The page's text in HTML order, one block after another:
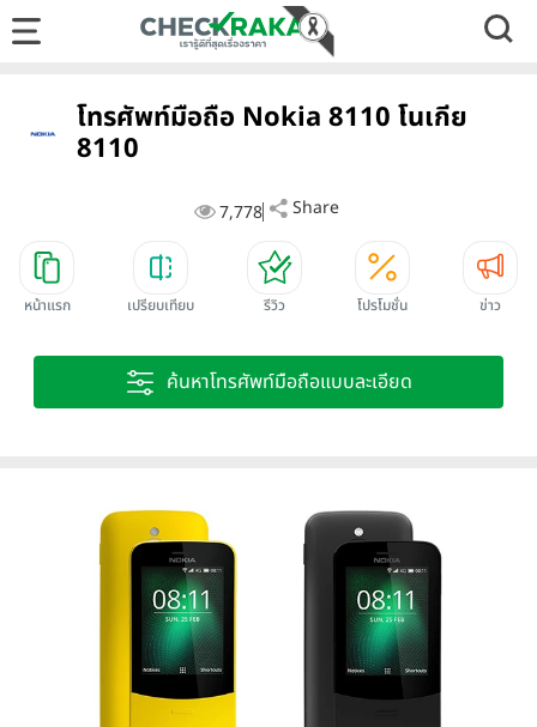
โทรศัพท์มือถือ Nokia 8110 โนเกีย
8110
7,778 Share
หน้าแรก เปรียบเทียบ รีวิว โปรโมชั่น ข่าว
ค้นหาโทรศัพท์มือถือแบบละเอียด